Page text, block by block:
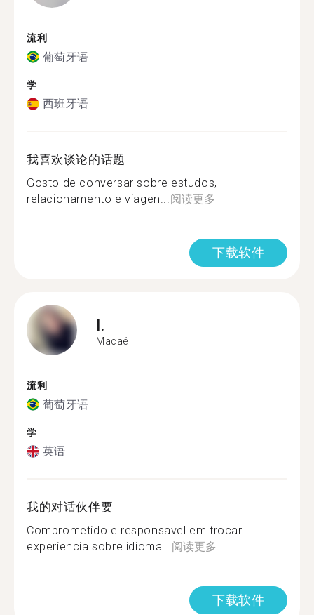
流利
葡萄牙语
学
西班牙语
我喜欢谈论的话题
Gosto de conversar sobre estudos,
relacionamento e viagen...阅读更多
下载软件
I.
Macaé
流利
葡萄牙语
学
英语
我的对话伙伴要
Comprometido e responsavel em trocar
experiencia sobre idioma...阅读更多
下载软件